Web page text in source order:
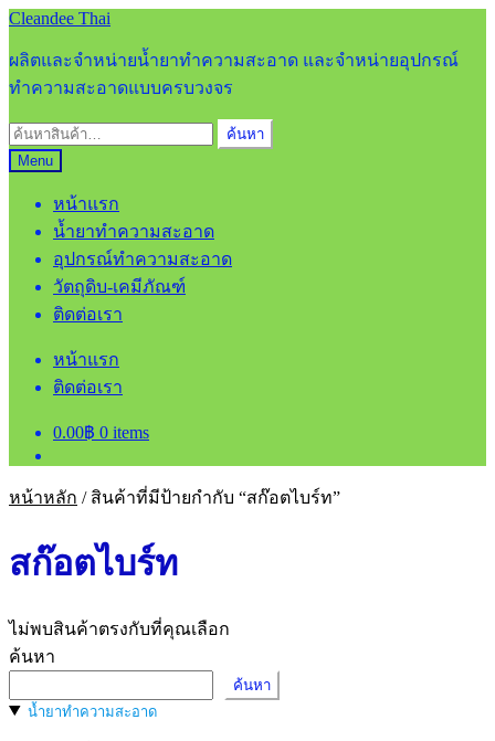
Skip
navigation
Skip
content
Cleandee Thai
ผลิตและจำหน่ายน้ำยาทำความสะอาด และจำหน่ายอุปกรณ์
ทำความสะอาดแบบครบวงจร
ค้นหา:
ค้นหา
Menu
หน้าแรก
น้ำยาทำความสะอาด
อุปกรณ์ทำความสะอาด
วัตถุดิบ-เคมีภัณฑ์
ติดต่อเรา
หน้าแรก
ติดต่อเรา
0.00฿ 0 items
หน้าหลัก / สินค้าที่มีป้ายกำกับ “สก๊อตไบร์ท”
สก๊อตไบร์ท
ไม่พบสินค้าตรงกับที่คุณเลือก
ค้นหา
ค้นหา
น้ำยาทำความสะอาด